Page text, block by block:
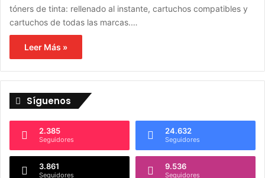
tóners de tinta: rellenado al instante, cartuchos compatibles y
cartuchos de todas las marcas.…
Leer Más »
Síguenos
2.385
Seguidores
24.632
Seguidores
3.861
Seguidores
9.536
Seguidores